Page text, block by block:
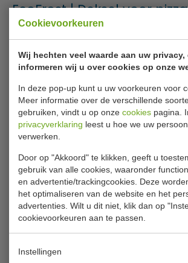
Cookievoorkeuren
Wij hechten veel waarde aan uw privacy,
informeren wij u over cookies op onze
In deze pop-up kunt u uw voorkeuren voor
Meer informatie over de verschillende
gebruiken, vindt u op onze cookies pagina.
privacyverklaring leest u hoe we uw
verwerken.
Door op "Akkoord" te klikken, geeft u
gebruik van alle cookies, waaronder
en advertentie/trackingcookies. Deze
het optimaliseren van de website en het
advertenties. Wilt u dit niet, klik dan op
cookievoorkeuren aan te passen.
Instellingen
EcoFrost | Deksel voor
| 7020.0605
Merk
EcoFrost
Levertijd
Op
werkdagen)
€ 20,00 | Voordeel € 2,00
€ 18,00excl. btw
€ 21,78 incl. btw
In
Ofbetaal met